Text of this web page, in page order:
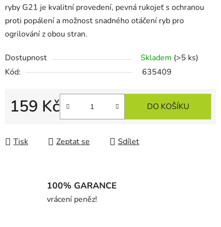
ryby G21 je kvalitní provedení, pevná rukojeť s ochranou
proti popálení a možnost snadného otáčení ryb pro
ogrilování z obou stran.
Dostupnost Skladem (>5 ks)
Kód:
635409
159 Kč DO KOŠÍKU
Tisk Zeptat se Sdílet
100% GARANCE
vrácení peněz!